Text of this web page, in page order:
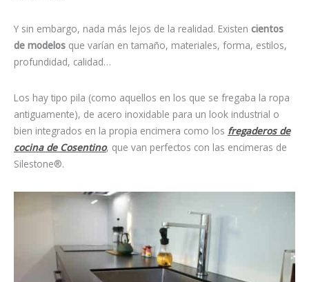
Y sin embargo, nada más lejos de la realidad. Existen cientos
de modelos que varían en tamaño, materiales, forma, estilos,
profundidad, calidad…
Los hay tipo pila (como aquellos en los que se fregaba la ropa
antiguamente), de acero inoxidable para un look industrial o
bien integrados en la propia encimera como los fregaderos de
cocina de Cosentino, que van perfectos con las encimeras de
Silestone®.